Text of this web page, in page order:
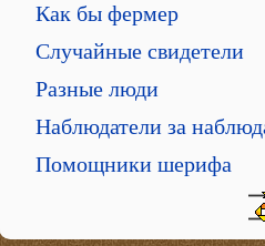
Как бы фермер
Случайные cвидетели
Разные люди
Наблюдатели за
Помощники шерифа